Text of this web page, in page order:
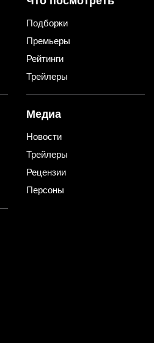
Подборки
Премьеры
Рейтинги
Трейлеры
Медиа
Новости
Трейлеры
Рецензии
Персоны